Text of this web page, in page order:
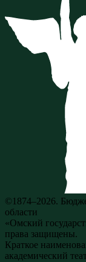
©1874–2026.
области
«Омский
права защищены.
Краткое
академический